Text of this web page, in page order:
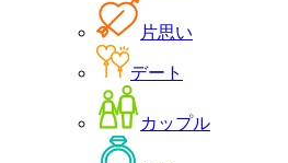
片思い
デート
カップル